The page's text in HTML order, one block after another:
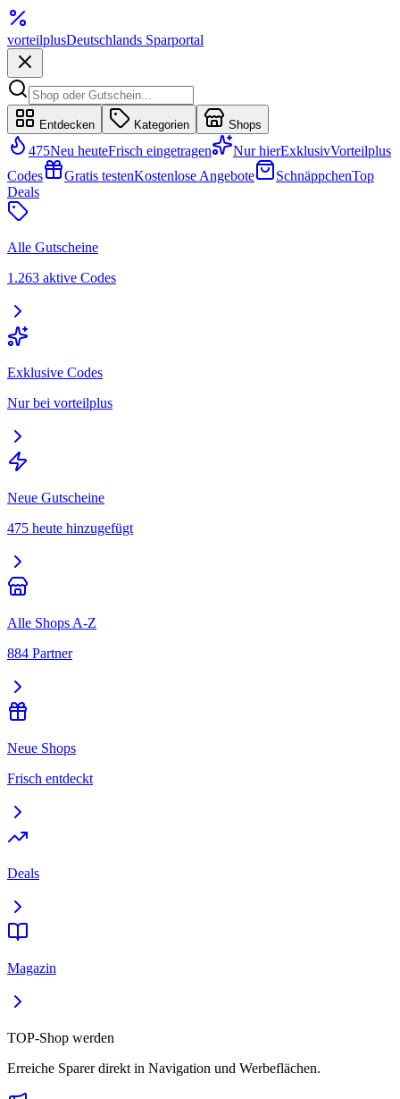
vorteilplusDeutschlands Sparportal
Entdecken Kategorien Shops
475Neu heuteFrisch eingetragen Nur hierExklusivVorteilplus
Codes
Gratis testenKostenlose Angebote SchnäppchenTop
Deals
Alle Gutscheine
1.263 aktive Codes
Exklusive Codes
Nur bei vorteilplus
Neue Gutscheine
475 heute hinzugefügt
Alle Shops A-Z
884 Partner
Neue Shops
Frisch entdeckt
Deals
Magazin
TOP-Shop werden
Erreiche Sparer direkt in Navigation und Werbeflächen.